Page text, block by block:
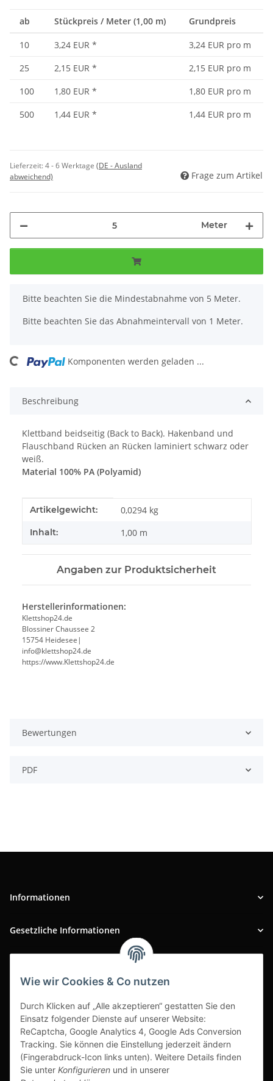
Wie wir Cookies & Co nutzen
Durch Klicken auf „Alle akzeptieren“ gestatten Sie den
Einsatz folgender Dienste auf unserer Website:
ReCaptcha, Google Analytics 4, Google Ads Conversion
Tracking. Sie können die Einstellung jederzeit ändern
(Fingerabdruck-Icon links unten). Weitere Details finden
Sie unter Konfigurieren und in unserer
ab Stückpreis / Meter (1,00 m) Grundpreis
10 3,24 EUR *
3,24 EUR pro m
25
2,15 EUR *
2,15 EUR pro m
100
1,80 EUR *
1,80 EUR pro m
500
1,44 EUR * 1,44 EUR pro m
Lieferzeit:4 - 6 Werktage (DE - Ausland
abweichend)
Frage zum Artikel
Meter
x
Bitte beachten Sie die Mindestabnahme von 5 Meter.
Bitte beachten Sie das Abnahmeintervall von 1 Meter.
Loading... Komponenten werden geladen ...
Beschreibung
Klettband beidseitig (Back to Back). Hakenband und
Flauschband Rücken an Rücken laminiert schwarz oder
weiß.
Material 100% PA (Polyamid)
Produkteigenschaft
Wert
Artikelgewicht: 0,0294 kg
Inhalt: 1,00 m
Angaben zur Produktsicherheit
Herstellerinformationen:
Klettshop24.de
Blossiner Chaussee 2
15754 Heidesee|
info@klettshop24.de
https://www.Klettshop24.de
Bewertungen
PDF
Informationen
Gesetzliche Informationen